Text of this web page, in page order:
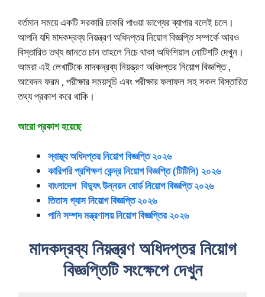
বর্তমান সময়ে একটি সরকারি চাকরি পাওয়া ভাগ্যের ব্যাপার বলেই চলে।
আপনি যদি মাদকদ্রব্য নিয়ন্ত্রণ অধিদপ্তর নিয়োগ বিজ্ঞপ্তি সম্পর্কে আরও
বিস্তারিত তথ্য জানতে চান তাহলে নিচে থাকা অফিশিয়াল নোটিশটি দেখুন।
আমরা এই লেখাটিকে মাদকদ্রব্য নিয়ন্ত্রণ অধিদপ্তর নিয়োগ বিজ্ঞপ্তি ,
আবেদন ফরম , পরীক্ষার সময়সূচি এবং পরীক্ষার ফলাফল সহ সকল বিস্তারিত
তথ্য প্রকাশ করে থাকি।
আরো প্রকাশ হয়েছে
স্বাস্থ্য অধিদপ্তর নিয়োগ বিজ্ঞপ্তি ২০২৬
কারিগরি প্রশিক্ষণ কেন্দ্র নিয়োগ বিজ্ঞপ্তি (টিটিসি) ২০২৬
বাংলাদেশ বিদ্যুৎ উন্নয়ন বোর্ড নিয়োগ বিজ্ঞপ্তি ২০২৬
তিতাস গ্যাস নিয়োগ বিজ্ঞপ্তি ২০২৬
পানি সম্পদ মন্ত্রণালয় নিয়োগ বিজ্ঞপ্তির ২০২৬
মাদকদ্রব্য নিয়ন্ত্রণ অধিদপ্তর নিয়োগ
বিজ্ঞপ্তিটি সংক্ষেপে দেখুন